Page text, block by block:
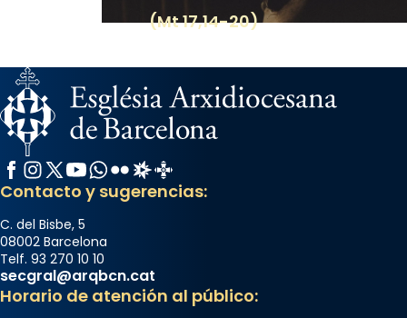
(Mt 17,14-20)
Facebook
Instagram
X / Twitter
YouTube
WhatsApp
FlickrRadio Estel
Catalunya Cristiana
Contacto y sugerencias:
C. del Bisbe, 5
08002 Barcelona
Telf. 93 270 10 10
secgral@arqbcn.cat
Horario de atención al público: